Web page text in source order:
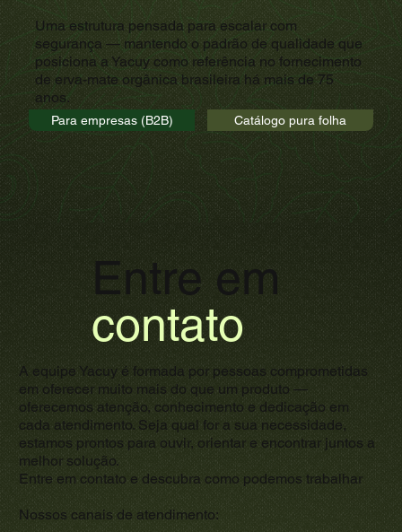
Para empresas (B2B) Catálogo pura folha
Uma estrutura pensada para escalar com
segurança — mantendo o padrão de qualidade que
posiciona a Yacuy como referência no fornecimento
de erva-mate orgânica brasileira há mais de 75
anos.
Entre em
contato
A equipe Yacuy é formada por pessoas comprometidas
em oferecer muito mais do que um produto —
oferecemos atenção, conhecimento e dedicação em
cada atendimento. Seja qual for a sua necessidade,
estamos prontos para ouvir, orientar e encontrar juntos a
melhor solução.
Entre em contato e descubra como podemos trabalhar
Nossos canais de atendimento: